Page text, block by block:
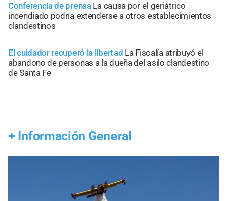
Conferencia de prensa La causa por el geriátrico
incendiado podría extenderse a otros establecimientos
clandestinos
El cuidador recuperó la libertad La Fiscalía atribuyó el
abandono de personas a la dueña del asilo clandestino
de Santa Fe
+ Información General